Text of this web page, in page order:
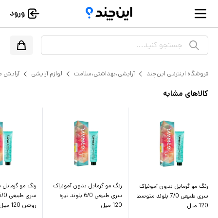
ورود
جستجو کنید...
فروشگاه اینترنتی این‌چند آرایشی،بهداشتی،سلامت لوازم آرایشی آرایش
کالاهای مشابه
رنگ مو گرمایل بدون آمونیاک
سری طبیعی 7/0 بلوند متوسط
120 میل
رنگ مو گرمایل بدون آمونیاک
سری طبیعی 6/0 بلوند تیره
120 میل
رنگ مو
روشن 120 میل